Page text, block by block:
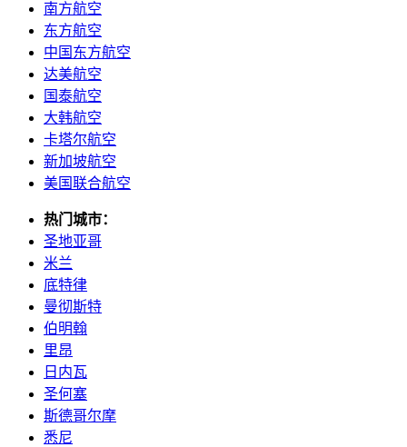
南方航空
东方航空
中国东方航空
达美航空
国泰航空
大韩航空
卡塔尔航空
新加坡航空
美国联合航空
热门城市：
圣地亚哥
米兰
底特律
曼彻斯特
伯明翰
里昂
日内瓦
圣何塞
斯德哥尔摩
悉尼